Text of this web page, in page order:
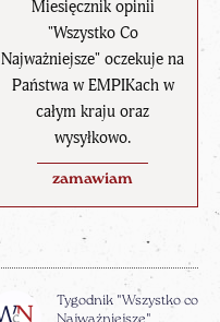
Miesięcznik opinii
"Wszystko Co
Najważniejsze" oczekuje na
Państwa w EMPIKach w
całym kraju oraz
wysyłkowo.
zamawiam
Tygodnik "Wszystko co